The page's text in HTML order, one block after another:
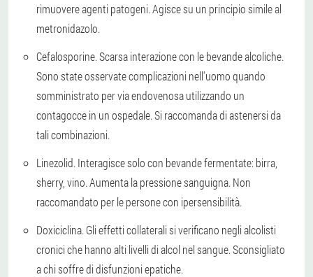
rimuovere agenti patogeni. Agisce su un principio simile al
metronidazolo.
Cefalosporine. Scarsa interazione con le bevande alcoliche.
Sono state osservate complicazioni nell'uomo quando
somministrato per via endovenosa utilizzando un
contagocce in un ospedale. Si raccomanda di astenersi da
tali combinazioni.
Linezolid. Interagisce solo con bevande fermentate: birra,
sherry, vino. Aumenta la pressione sanguigna. Non
raccomandato per le persone con ipersensibilità.
Doxiciclina. Gli effetti collaterali si verificano negli alcolisti
cronici che hanno alti livelli di alcol nel sangue. Sconsigliato
a chi soffre di disfunzioni epatiche.